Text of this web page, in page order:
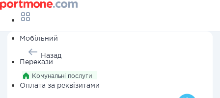
Мобільний
Перекази
Оплата за реквізитами
Назад
Комунальні послуги